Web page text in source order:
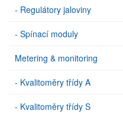
- Regulátory jaloviny
- Spínací moduly
Metering & monitoring
- Kvalitoměry třídy A
- Kvalitoměry třídy S